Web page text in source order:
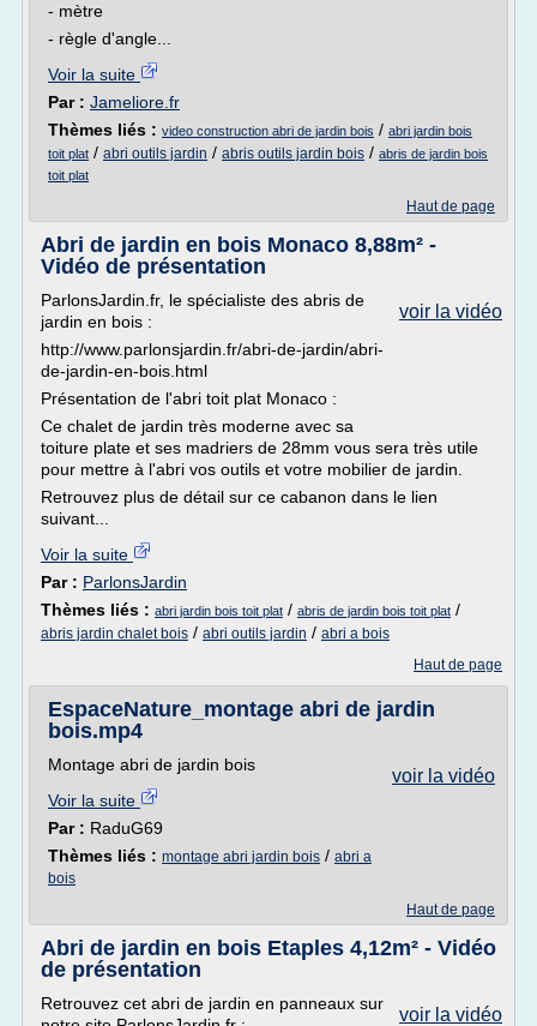
- mètre
- règle d'angle...
Voir la suite
Par : Jameliore.fr
Thèmes liés : video construction abri de jardin bois / abri jardin bois
toit plat / abri outils jardin / abris outils jardin bois / abris de jardin bois
toit plat
Haut de page
Abri de jardin en bois Monaco 8,88m² -
Vidéo de présentation
voir la vidéo
ParlonsJardin.fr, le spécialiste des abris de
jardin en bois :
http://www.parlonsjardin.fr/abri-de-jardin/abri-
de-jardin-en-bois.html
Présentation de l'abri toit plat Monaco :
Ce chalet de jardin très moderne avec sa
toiture plate et ses madriers de 28mm vous sera très utile
pour mettre à l'abri vos outils et votre mobilier de jardin.
Retrouvez plus de détail sur ce cabanon dans le lien
suivant...
Voir la suite
Par : ParlonsJardin
Thèmes liés : abri jardin bois toit plat / abris de jardin bois toit plat /
abris jardin chalet bois / abri outils jardin / abri a bois
Haut de page
EspaceNature_montage abri de jardin
bois.mp4
voir la vidéo
Montage abri de jardin bois
Voir la suite
Par : RaduG69
Thèmes liés : montage abri jardin bois / abri a
bois
Haut de page
Abri de jardin en bois Etaples 4,12m² - Vidéo
de présentation
voir la vidéo
Retrouvez cet abri de jardin en panneaux sur